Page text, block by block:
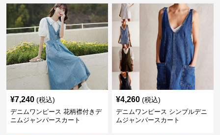
¥7,240 (税込)
デニムワンピース 花柄襟付きデ
ニムジャンパースカート
¥4,260 (税込)
デニムワンピース シンプルデニ
ムジャンパースカート